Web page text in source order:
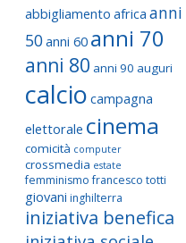
abbigliamento africa anni
50anni 60 anni 70
anni 80 anni 90 auguri
calcio campagna
elettorale cinema
comicità computer
crossmedia estate
femminismo francesco totti
giovani inghilterra
iniziativa benefica